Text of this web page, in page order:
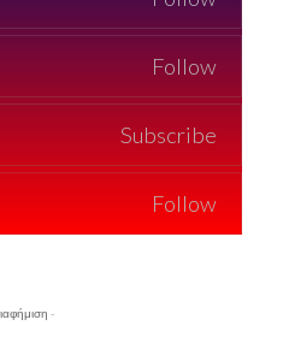
Follow
Subscribe
Follow
-